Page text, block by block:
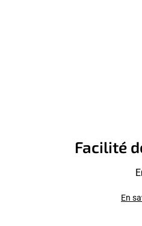
Facilité
En